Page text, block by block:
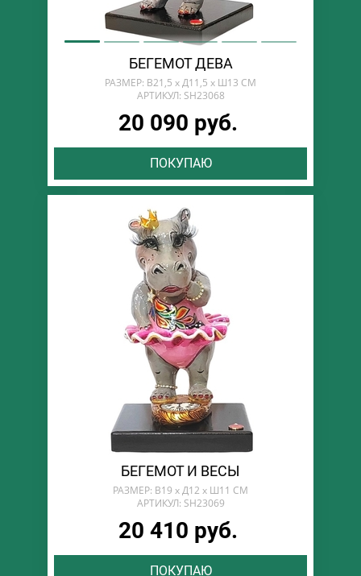
БЕГЕМОТ ДЕВА
РАЗМЕР: В21,5 х Д11,5 х Ш13 СМ
АРТИКУЛ: SH23068
20 090 руб.
ПОКУПАЮ
БЕГЕМОТ И ВЕСЫ
РАЗМЕР: В19 х Д12 х Ш11 СМ
АРТИКУЛ: SH23069
20 410 руб.
ПОКУПАЮ